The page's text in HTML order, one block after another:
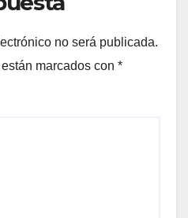
no será publicada.
marcados con *